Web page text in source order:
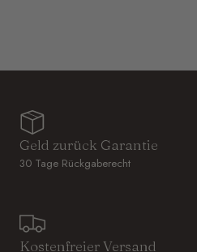
Geld zurück Garantie
30 Tage Rückgaberecht
Kostenfreier Versand